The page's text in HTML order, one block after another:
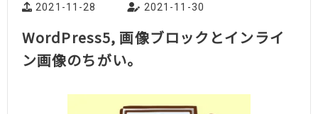
2021-11-28 2021-11-30
WordPress5, 画像ブロックとインライ
ン画像のちがい。